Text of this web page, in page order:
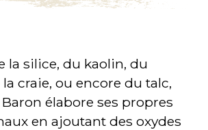
la silice, du kaolin, du
craie, ou encore du talc,
élabore ses propres
en ajoutant des oxydes